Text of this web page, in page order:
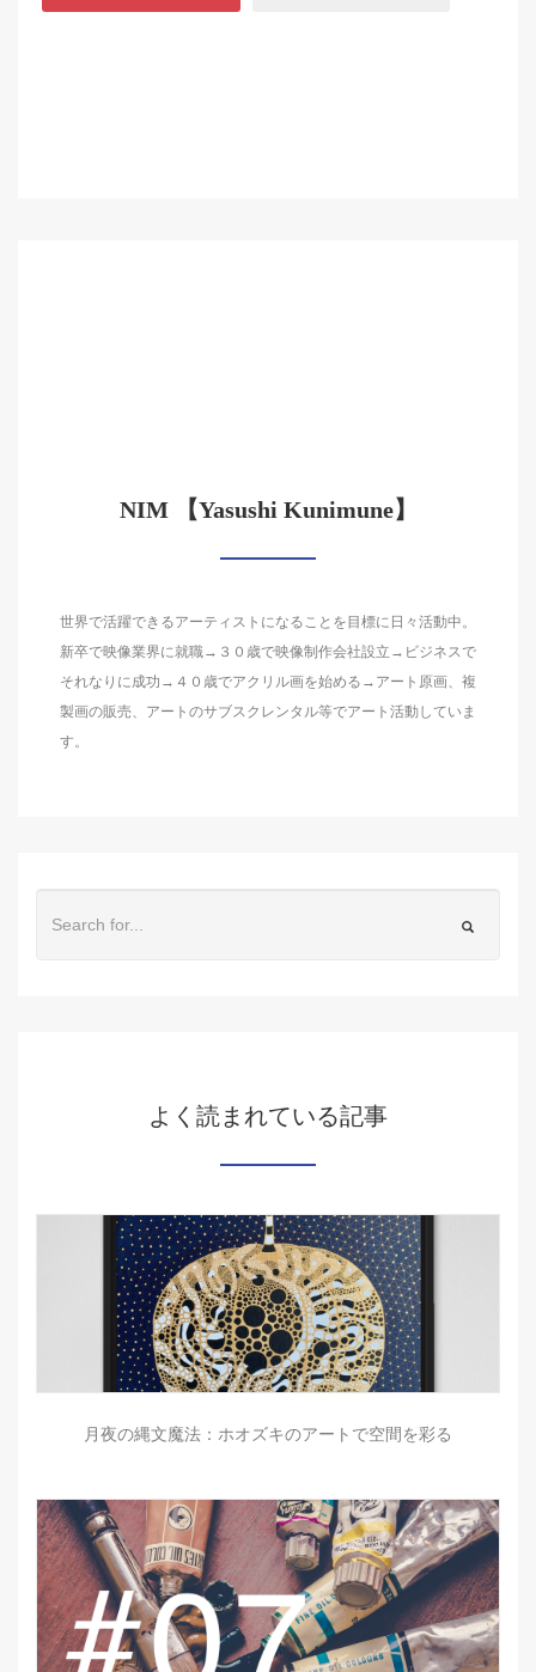
NIM 【Yasushi Kunimune】
世界で活躍できるアーティストになることを目標に日々活動中。
新卒で映像業界に就職→３０歳で映像制作会社設立→ビジネスで
それなりに成功→４０歳でアクリル画を始める→アート原画、複
製画の販売、アートのサブスクレンタル等でアート活動していま
す。
よく読まれている記事
月夜の縄文魔法：ホオズキのアートで空間を彩る